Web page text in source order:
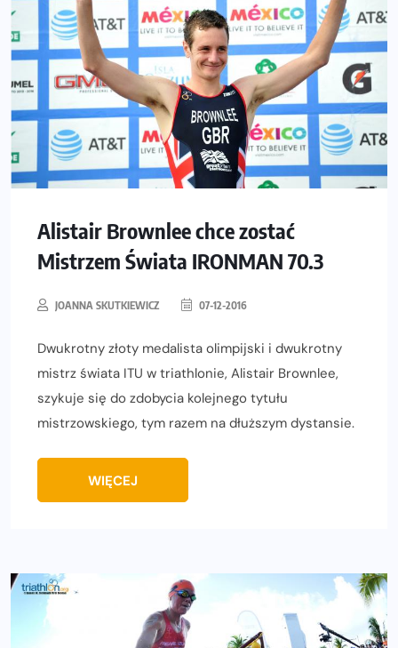
Alistair Brownlee chce zostać
Mistrzem Świata IRONMAN 70.3
JOANNA SKUTKIEWICZ 07-12-2016
Dwukrotny złoty medalista olimpijski i dwukrotny
mistrz świata ITU w triathlonie, Alistair Brownlee,
szykuje się do zdobycia kolejnego tytułu
mistrzowskiego, tym razem na dłuższym dystansie.
WIĘCEJ